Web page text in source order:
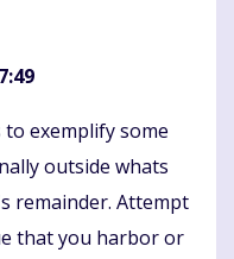
exemplify some
outside whats
remainder. Attempt
that you harbor or